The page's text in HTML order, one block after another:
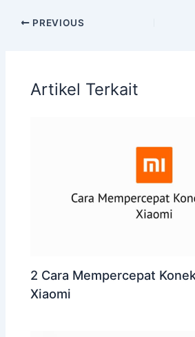
PREVIOUS
Artikel Terkait
2 Cara Mempercepat
Xiaomi